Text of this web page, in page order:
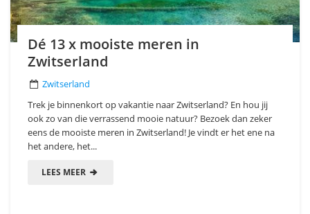
Dé 13 x mooiste meren in
Zwitserland
Zwitserland
Trek je binnenkort op vakantie naar Zwitserland? En hou jij
ook zo van die verrassend mooie natuur? Bezoek dan zeker
eens de mooiste meren in Zwitserland! Je vindt er het ene na
het andere, het...
LEES MEER